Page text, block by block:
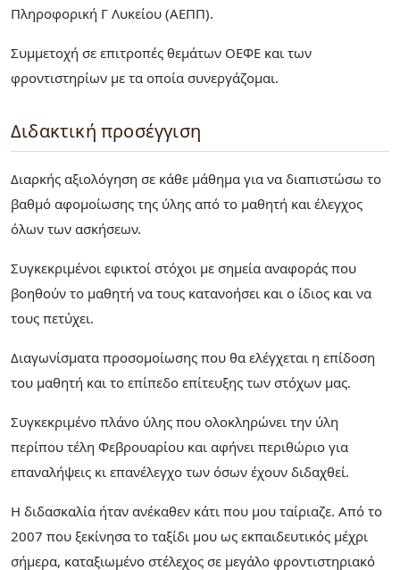
Πληροφορική Γ Λυκείου (ΑΕΠΠ).
Συμμετοχή σε επιτροπές θεμάτων ΟΕΦΕ και των
φροντιστηρίων με τα οποία συνεργάζομαι.
Διδακτική προσέγγιση
Διαρκής αξιολόγηση σε κάθε μάθημα για να διαπιστώσω το
βαθμό αφομοίωσης της ύλης από το μαθητή και έλεγχος
όλων των ασκήσεων.
Συγκεκριμένοι εφικτοί στόχοι με σημεία αναφοράς που
βοηθούν το μαθητή να τους κατανοήσει και ο ίδιος και να
τους πετύχει.
Διαγωνίσματα προσομοίωσης που θα ελέγχεται η επίδοση
του μαθητή και το επίπεδο επίτευξης των στόχων μας.
Συγκεκριμένο πλάνο ύλης που ολοκληρώνει την ύλη
περίπου τέλη Φεβρουαρίου και αφήνει περιθώριο για
επαναλήψεις κι επανέλεγχο των όσων έχουν διδαχθεί.
Η διδασκαλία ήταν ανέκαθεν κάτι που μου ταίριαζε. Από το
2007 που ξεκίνησα το ταξίδι μου ως εκπαιδευτικός μέχρι
σήμερα, καταξιωμένο στέλεχος σε μεγάλο φροντιστηριακό